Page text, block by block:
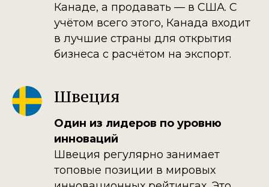
Канаде, а продавать — в США. С
учётом всего этого, Канада входит
в лучшие страны для открытия
бизнеса с расчётом на экспорт.
Швеция
Один из лидеров по уровню
инноваций
Швеция регулярно занимает
топовые позиции в мировых